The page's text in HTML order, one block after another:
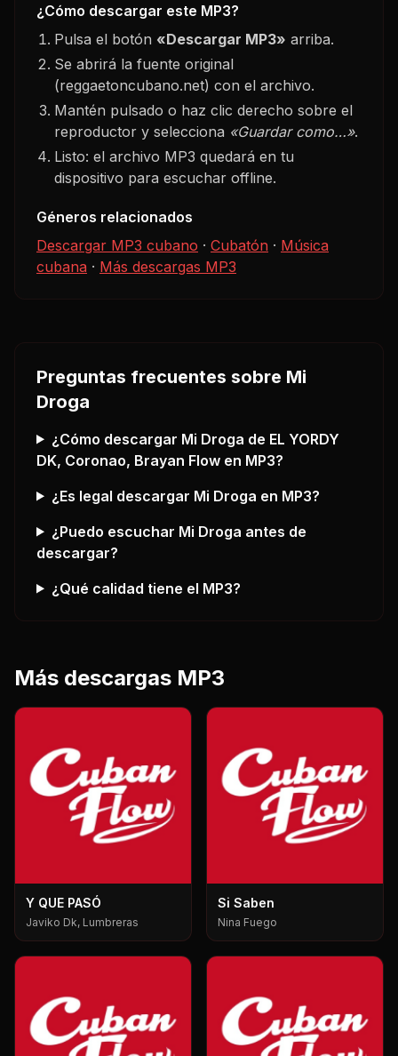
¿Cómo descargar este MP3?
Pulsa el botón «Descargar MP3» arriba.
Se abrirá la fuente original
(reggaetoncubano.net) con el archivo.
Mantén pulsado o haz clic derecho sobre el
reproductor y selecciona «Guardar como…».
Listo: el archivo MP3 quedará en tu
dispositivo para escuchar offline.
Géneros relacionados
Descargar MP3 cubano · Cubatón · Música
cubana · Más descargas MP3
Preguntas frecuentes sobre Mi
Droga
¿Cómo descargar Mi Droga de EL YORDY
DK, Coronao, Brayan Flow en MP3?
¿Es legal descargar Mi Droga en MP3?
¿Puedo escuchar Mi Droga antes de
descargar?
¿Qué calidad tiene el MP3?
Más descargas MP3
Y QUE PASÓ
Javiko Dk, Lumbreras
Si Saben
Nina Fuego